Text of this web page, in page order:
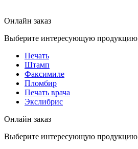
Онлайн заказ
Выберите интересующую продукцию
Печать
Штамп
Факсимиле
Пломбир
Печать врача
Экслибрис
Онлайн заказ
Выберите интересующую продукцию